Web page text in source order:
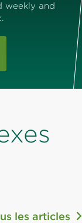
weekly and
les articles